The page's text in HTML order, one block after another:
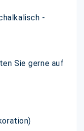
-
Sie gerne auf